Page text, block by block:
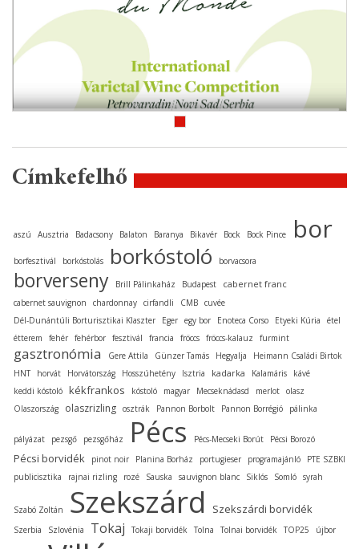
Címkefelhő
aszú Ausztria Badacsony Balaton Baranya Bikavér Bock Bock Pince bor
borfesztivál borkóstolás borkóstoló borvacsora
borverseny Brill Pálinkaház Budapest cabernet franc
cabernet sauvignon chardonnay cirfandli CMB cuvée
Dél-Dunántúli Borturisztikai Klaszter
Eger egy bor Enoteca Corso Etyeki Kúria
étel
étterem
fehér fehérbor fesztivál francia fröccs fröccs-kalauz furmint
gasztronómia Gere Attila Günzer Tamás Hegyalja
Heimann Családi Birtok
HNT
horvát Horvátország Hosszúhetény Isztria kadarka Kalamáris
kávé
keddi kóstoló kékfrankos kóstoló magyar Mecseknádasd merlot olasz
Olaszország
olaszrizling osztrák Pannon Borbolt Pannon Borrégió pálinka
pályázat pezsgő pezsgőház Pécs Pécs-Mecseki Borút Pécsi Borozó
Pécsi borvidék pinot noir Planina Borház portugieser programajánló
PTE SZBKI
publicisztika
rajnai rizling rozé Sauska sauvignon blanc Siklós Somló syrah
Szabó Zoltán Szekszárd Szekszárdi borvidék
Szerbia Szlovénia Tokaj Tokaji borvidék Tolna Tolnai borvidék TOP25 újbor